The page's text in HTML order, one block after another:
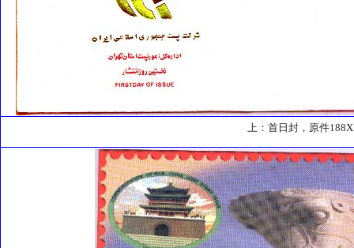
上：首日封，原件